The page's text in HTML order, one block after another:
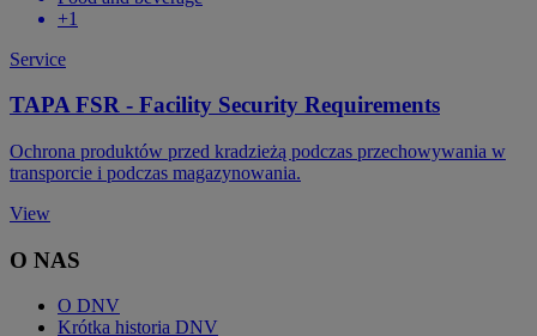
+1
Service
TAPA FSR - Facility Security Requirements
Ochrona produktów przed kradzieżą podczas przechowywania w
transporcie i podczas magazynowania.
View
O NAS
O DNV
Krótka historia DNV